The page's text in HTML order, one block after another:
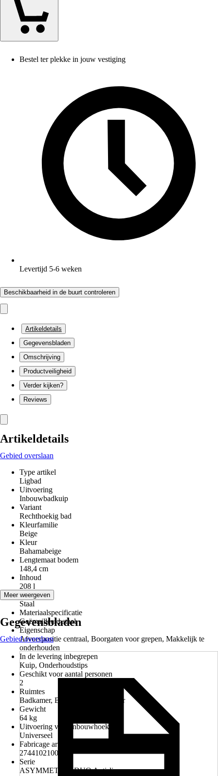
Bestel ter plekke in jouw vestiging
Levertijd 5-6 weken
Beschikbaarheid in de buurt controleren
Artikeldetails
Gegevensbladen
Omschrijving
Productveiligheid
Verder kijken?
Reviews
Artikeldetails
Gebied overslaan
Type artikel
Ligbad
Uitvoering
Inbouwbadkuip
Variant
Rechthoekig bad
Kleurfamilie
Beige
Kleur
Bahamabeige
Lengtemaat bodem
148,4 cm
Inhoud
208 l
Materiaal
Staal
Materiaalspecificatie
Geëmailleerd staal
Eigenschap
Afvoerpositie centraal, Boorgaten voor grepen, Makkelijk te
onderhouden
In de levering inbegrepen
Kuip, Onderhoudstips
Geschikt voor aantal personen
2
Ruimtes
Badkamer, Barrièrevrije badkamer
Gewicht
64 kg
Uitvoering voor inbouwhoek
Universeel
Fabricage artikelnummer
274410210030
Serie
ASYMMETRIC DUO Antislip
Meer weergeven
Gegevensbladen
Gebied overslaan